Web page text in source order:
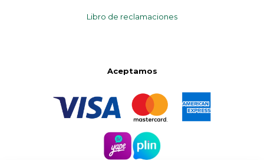
Libro de reclamaciones
Aceptamos